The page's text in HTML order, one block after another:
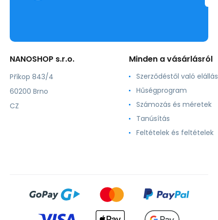
NANOSHOP s.r.o.
Příkop 843/4
60200 Brno
CZ
Minden a vásárlásról
Szerződéstől való elállás
Hűségprogram
Számozás és méretek
Tanúsítás
Feltételek és feltételek